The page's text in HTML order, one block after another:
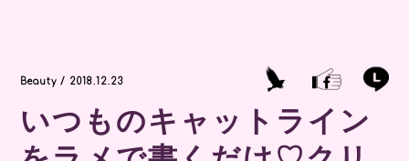
Beauty / 2018.12.23
いつものキャットライン